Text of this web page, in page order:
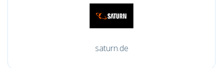
saturn.de